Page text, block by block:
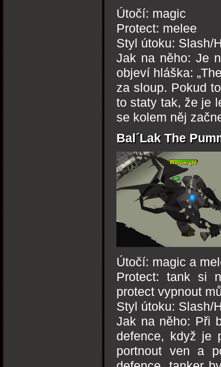
Útočí: magic
Protect: melee
Styl útoku: Slash/
Jak na něho: Je
objeví hláška:
za sloup. Pokud
to staty tak, že je
se kolem něj
Bal´Lak The
Útočí: magic a
Protect: tank si
protect vypnout
Styl útoku: Slash/
Jak na něho: Při
defence, když je
portnout ven a